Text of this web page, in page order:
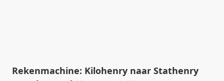
Rekenmachine: Kilohenry naar Stathenry